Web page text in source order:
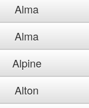
Alma
Alma
Alpine
Alton